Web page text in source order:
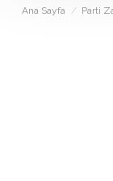
Ana Sayfa Parti